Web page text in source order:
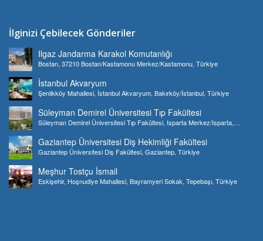
İlginizi Çebilecek Gönderiler
Ilgaz Jandarma Karakol Komutanlığı
Bostan, 37210 Bostan/Kastamonu Merkez/Kastamonu, Türkiye
İstanbul Akvaryum
Şenlikköy Mahallesi, İstanbul Akvaryum, Bakırköy/İstanbul, Türkiye
Süleyman Demirel Üniversitesi Tıp Fakültesi
Süleyman Demirel Üniversitesi Tıp Fakültesi, Isparta Merkez/Isparta,
Gaziantep Üniversitesi Diş Hekimliği Fakültesi
Gaziantep Üniversitesi Diş Fakültesi, Gaziantep, Türkiye
Meşhur Tostçu İsmail
Eskişehir, Hoşnudiye Mahallesi, Bayramyeri Sokak, Tepebaşı, Türkiye